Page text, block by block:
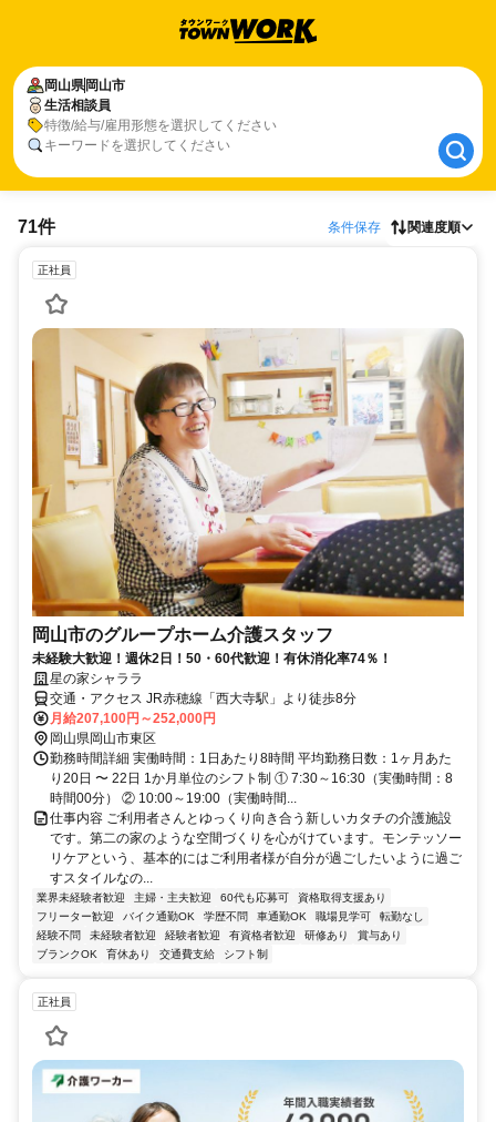
岡山県 岡山市
生活相談員
特徴/給与/雇用形態を選択してください
キーワードを選択してください
岡山県 岡山市
生活相談員
71件 条件保存 関連度順
正社員
岡山市のグループホーム介護スタッフ
未経験大歓迎！週休2日！50・60代歓迎！有休消化率74％！
星の家シャララ
交通・アクセス JR赤穂線「西大寺駅」より徒歩8分
月給207,100円～252,000円
岡山県岡山市東区
勤務時間詳細 実働時間：1日あたり8時間 平均勤務日数：1ヶ月あた
り20日 〜 22日 1か月単位のシフト制 ① 7:30～16:30（実働時間：8
時間00分） ② 10:00～19:00（実働時間...
仕事内容 ご利用者さんとゆっくり向き合う新しいカタチの介護施設
です。第二の家のような空間づくりを心がけています。モンテッソー
リケアという、基本的にはご利用者様が自分が過ごしたいように過ご
すスタイルなの...
業界未経験者歓迎 主婦・主夫歓迎 60代も応募可
資格取得支援あり
フリーター歓迎
バイク通勤OK 学歴不問 車通勤OK 職場見学可
転勤なし
経験不問
未経験者歓迎 経験者歓迎 有資格者歓迎 研修あり
賞与あり
ブランクOK
育休あり 交通費支給 シフト制
正社員